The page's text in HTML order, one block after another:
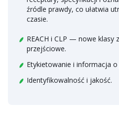
źródle prawdy, co ułatwia
czasie.
REACH i CLP — nowe klasy
przejściowe.
Etykietowanie i informacja o
Identyfikowalność i jakość.